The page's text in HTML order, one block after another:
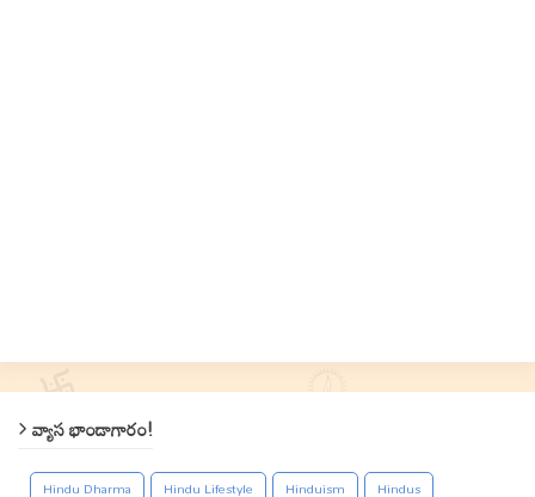
వ్యాస భాండాగారం!
Hindu Dharma Hindu Lifestyle Hinduism Hindus